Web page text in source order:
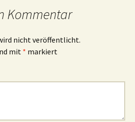
Kommentar
nicht veröffentlicht.
mit * markiert